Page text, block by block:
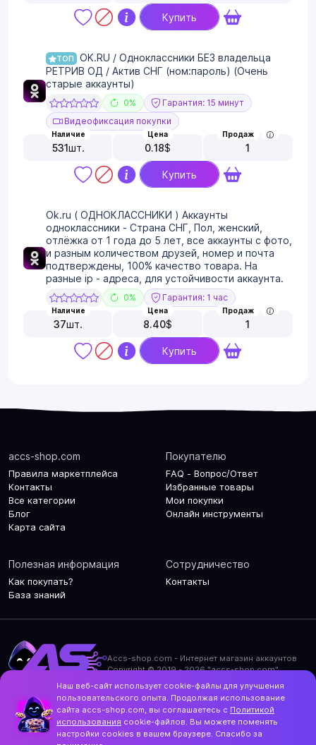
Купить
ТОП
OK.RU / Одноклассники БЕЗ владельца
РЕТРИВ ОД / Актив СНГ (ном:пароль) (Очень
старые аккаунты)
0%
Гарантия: 15 минут
Видеофиксация покупки
Наличие
531шт.
Цена
0.18$
Продаж
1
Купить
Ok.ru ( ОДНОКЛАССНИКИ ) Аккаунты
одноклассники - Страна СНГ, Пол, женский,
отлёжка от 1 года до 5 лет, все аккаунты с фото,
и разным количеством друзей, номер и почта
подтверждены, 100% качество товара. На
разные ip - адреса, для устойчивости аккаунта.
0% Гарантия: 1 час
Наличие
37шт.
Цена
8.40$
Продаж
1
Купить
accs-shop.com
Правила маркетплейса
Контакты
Все категории
Блог
Карта сайта
Покупателю
FAQ - Вопрос/Ответ
Избранные товары
Мои покупки
Онлайн инструменты
Полезная информация
Как покупать?
База знаний
Сотрудничество
Контакты
Accs-shop.com - Интернет магазин аккаунтов
Copyright © 2019 - 2026 "accs-shop.com"
Политика использования cookie-файлов
Контакты и актуальный адрес сайта
Structo
Дизайн и разработка
Наш веб-сайт использует cookie-файлы для улучшения
пользовательского опыта. Продолжая использование
сайта accs-shop.com, вы соглашаетесь с Политикой
использования cookie-файлов. Вы можете поменять
настройки cookies в вашем браузере. Спасибо за